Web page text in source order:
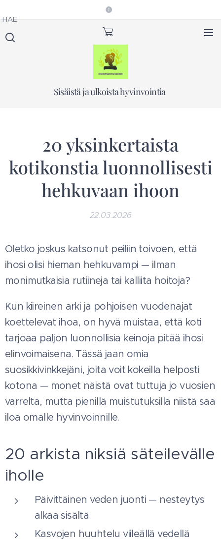
Sisäistä ja ulkoista hyvinvointia
HAE
20 yksinkertaista
kotikonstia luonnollisesti
hehkuvaan ihoon
22.03.2026
Oletko joskus katsonut peiliin toivoen, että
ihosi olisi hieman hehkuvampi — ilman
monimutkaisia rutiineja tai kalliita hoitoja?
Kun kiireinen arki ja pohjoisen vuodenajat
koettelevat ihoa, on hyvä muistaa, että koti
tarjoaa paljon luonnollisia keinoja pitää ihosi
elinvoimaisena. Tässä jaan omia
suosikkivinkkejäni, joita voit kokeilla helposti
kotona — monet näistä ovat tuttuja jo vuosien
varrelta, mutta pienillä muistutuksilla niistä saa
iloa omalle hyvinvoinnille.
20 arkista niksiä säteilevälle
iholle
Päivittäinen veden juonti — nesteytys
alkaa sisältä
Kasvojen huuhtelu viileällä vedellä